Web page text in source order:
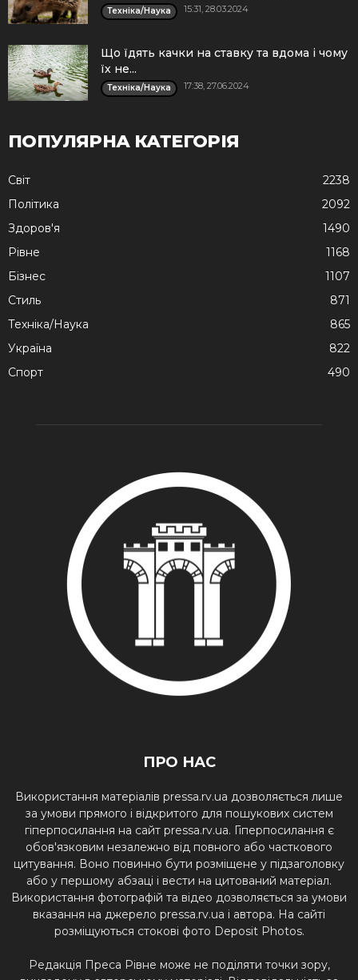
Техніка/Наука 15:31, 28.03.2024
Що їдять качки на ставку та вдома і чому
їх не...
Техніка/Наука 17:38, 27.06.2024
ПОПУЛЯРНА КАТЕГОРІЯ
Cвіт
2238
Політика
2092
Здоров'я
1490
Рівне
1168
Бізнес
1107
Стиль
871
Техніка/Наука
865
Україна
822
Спорт
490
ПРО НАС
Використання матеріалів pressa.rv.ua дозволяється лише
за умови прямого і відкритого для пошукових систем
гіперпосилання на сайт pressa.rv.ua. Гіперпосилання є
обов'язковим незалежно від повного або часткового
цитування. Воно повинно бути розміщене у підзаголовку
або у першому абзаці і вести на цитований матеріал.
Використання фотографій та відео дозволяється за умови
вказання на джерело pressa.rv.ua і автора. На сайті
розміщуються стокові фото Deposit Photos.
Редакція Преса Рівне може не поділяти точки зору,